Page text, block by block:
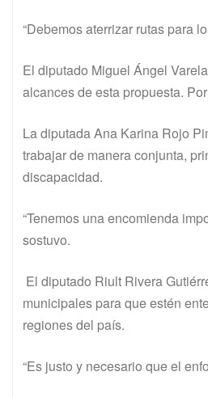
“Debemos aterrizar rutas para
El diputado Miguel Ángel
alcances de esta propuesta.
La diputada Ana Karina Rojo
trabajar de manera conjunta,
discapacidad.
“Tenemos una encomienda
sostuvo.
El diputado Riult Rivera
municipales para que estén
regiones del país.
“Es justo y necesario que el